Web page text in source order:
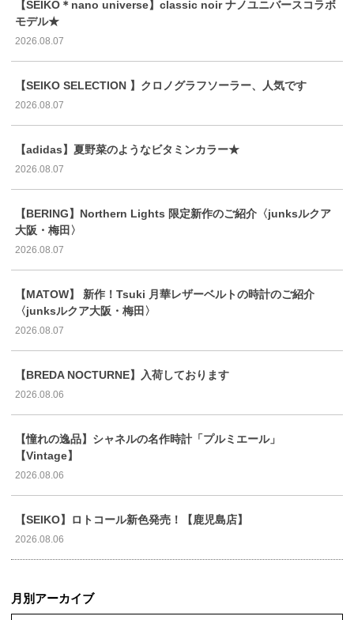
【SEIKO＊nano universe】classic noir ナノユニバースコラボ
モデル★
2026.08.07
【SEIKO SELECTION 】クロノグラフソーラー、人気です
2026.08.07
【adidas】夏野菜のようなビタミンカラー★
2026.08.07
【BERING】Northern Lights 限定新作のご紹介〈junksルクア
大阪・梅田〉
2026.08.07
【MATOW】 新作！Tsuki 月華レザーベルトの時計のご紹介
〈junksルクア大阪・梅田〉
2026.08.07
【BREDA NOCTURNE】入荷しております
2026.08.06
【憧れの逸品】シャネルの名作時計「プルミエール」
【Vintage】
2026.08.06
【SEIKO】ロトコール新色発売！【鹿児島店】
2026.08.06
月別アーカイブ